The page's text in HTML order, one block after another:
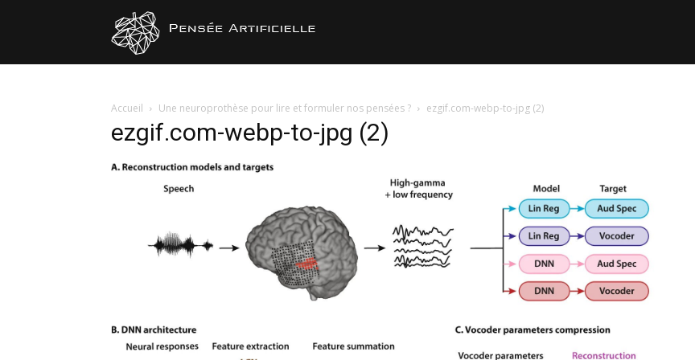
Accueil Une neuroprothèse pour lire et formuler nos pensées ? ezgif.com-webp-to-jpg (2)
ezgif.com-webp-to-jpg (2)